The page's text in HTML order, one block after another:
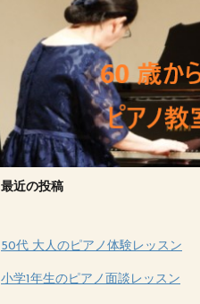
最近の投稿
50代 大人のピアノ体験レッスン
小学1年生のピアノ面談レッスン